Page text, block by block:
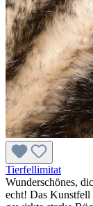
Tierfellimitat
Wunderschönes,
echt! Das Kunstfell